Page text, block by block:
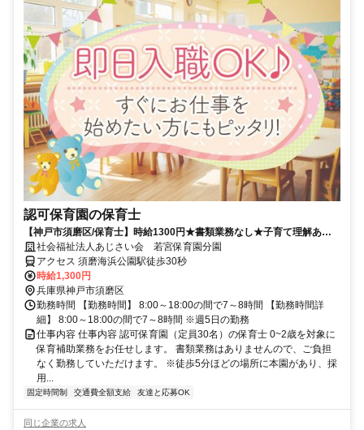
認可保育園の保育士
【神戸市須磨区/保育士】時給1300円★書類業務なし★子育て理解あり
★須磨海浜公園駅から徒歩30秒★乳児のみ★定員30名の認可保育園で
す！
社会福祉法人あじさい会 若宮保育園分園
アクセス 須磨海浜公園駅徒歩30秒
時給1,300円
兵庫県神戸市須磨区
勤務時間 【勤務時間】 8:00～18:00の間で7～8時間 【勤務時間詳
細】 8:00～18:00の間で7～8時間 ※週5日の勤務
仕事内容 仕事内容 認可保育園（定員30名）の保育士 0~2歳を対象に
保育補助業務をお任せします。 書類業務はありませんので、ご負担
なく勤務していただけます。 ※徒歩5分ほどの場所に本園があり、採
用...
固定時間制 交通費全額支給 友達と応募OK
同じ企業の求人